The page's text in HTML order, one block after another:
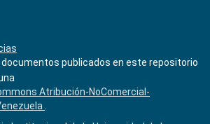
documentos publicados en este repositorio
Atribución-NoComercial-